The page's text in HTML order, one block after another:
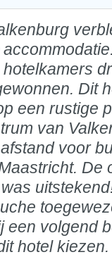
Dit
een rustige
van
voor
De
een volgend
hotel kiezen.